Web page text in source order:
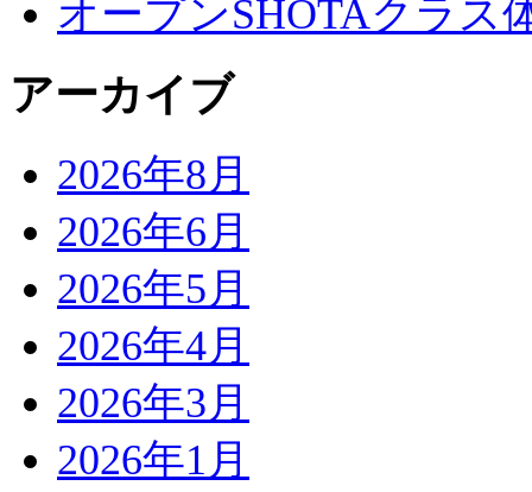
オープンSHOTAクラス
アーカイブ
2026年8月
2026年6月
2026年5月
2026年4月
2026年3月
2026年1月